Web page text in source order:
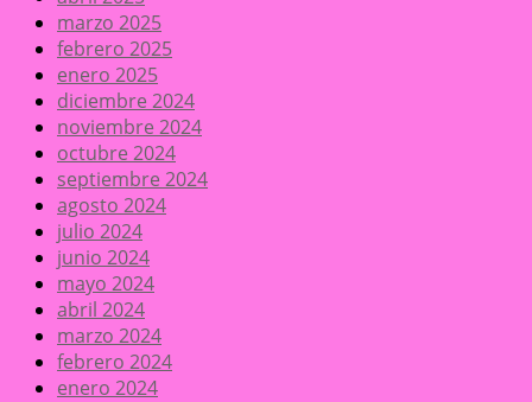
marzo 2025
febrero 2025
enero 2025
diciembre 2024
noviembre 2024
octubre 2024
septiembre 2024
agosto 2024
julio 2024
junio 2024
mayo 2024
abril 2024
marzo 2024
febrero 2024
enero 2024